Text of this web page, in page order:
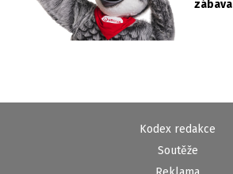
zábava
Kodex redakce
Soutěže